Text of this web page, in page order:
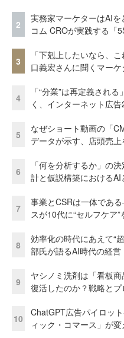
2
実務家マーケターはAI
コム CROが実践する「
3
「下剋上したいなら、
口義宏さんに聞くマー
4
「“分業”は再定義され
く、インターネット広
5
なぜショート動画の「
データが示す、店頭売
6
「何を分析するか」の
計と仮説構築における
7
事業とCSRは一体であ
スが10代に“セルフケア
8
効率化の時代にあえて“
部氏が語るAI時代の経
9
ヤシノミ洗剤は「看板
復活したのか？戦略とプ
10
ChatGPT広告パイロッ
ィック・コマース」が